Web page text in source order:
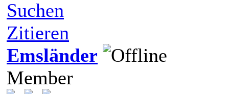
Suchen
Zitieren
Emsländer
Member